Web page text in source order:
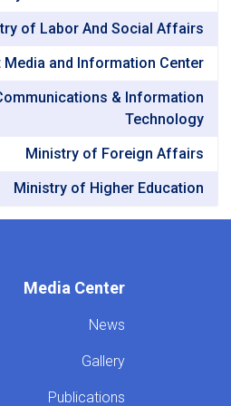
of Labor And Social Affairs
Media and Information Center
& Information
Technology
Ministry of Foreign Affairs
Ministry of Higher Education
Media Center
News
Gallery
Publications